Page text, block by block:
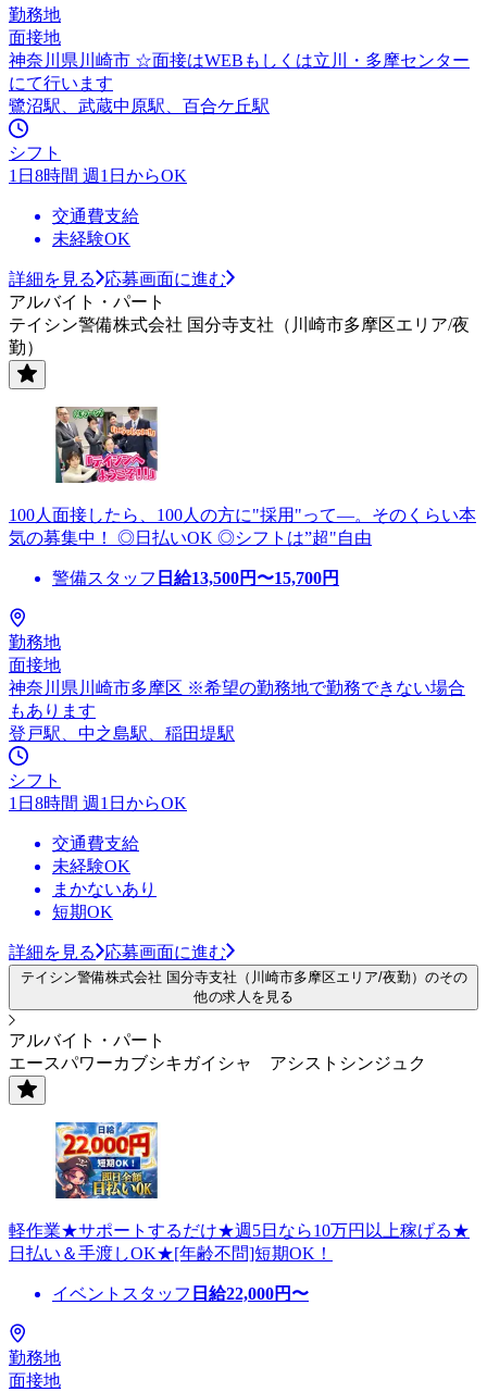
勤務地
面接地
神奈川県川崎市 ☆面接はWEBもしくは立川・多摩センター
にて行います
鷺沼駅、武蔵中原駅、百合ケ丘駅
シフト
1日8時間 週1日からOK
交通費支給
未経験OK
詳細を見る
応募画面に進む
アルバイト・パート
テイシン警備株式会社 国分寺支社（川崎市多摩区エリア/夜
勤）
100人面接したら、100人の方に"採用"って―。そのくらい本
気の募集中！ ◎日払いOK ◎シフトは”超"自由
警備スタッフ 日給13,500円〜15,700円
勤務地
面接地
神奈川県川崎市多摩区 ※希望の勤務地で勤務できない場合
もあります
登戸駅、中之島駅、稲田堤駅
シフト
1日8時間 週1日からOK
交通費支給
未経験OK
まかないあり
短期OK
詳細を見る 応募画面に進む
テイシン警備株式会社 国分寺支社（川崎市多摩区エリア/夜勤）のその
他の求人を見る
アルバイト・パート
エースパワーカブシキガイシャ アシストシンジュク
軽作業★サポートするだけ★週5日なら10万円以上稼げる★
日払い＆手渡しOK★[年齢不問]短期OK！
イベントスタッフ 日給22,000円〜
勤務地
面接地